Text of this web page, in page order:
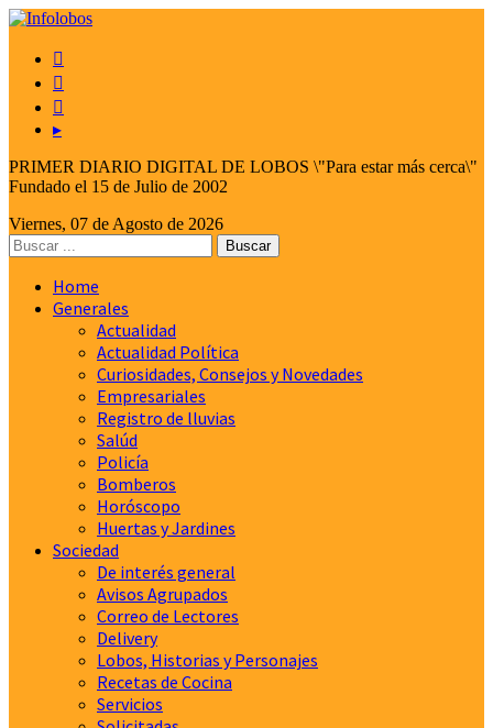



▸
PRIMER DIARIO DIGITAL DE LOBOS \"Para estar más cerca\"
Fundado el 15 de Julio de 2002
Viernes, 07 de Agosto de 2026
Home
Generales
Actualidad
Actualidad Política
Curiosidades, Consejos y Novedades
Empresariales
Registro de lluvias
Salúd
Policía
Bomberos
Horóscopo
Huertas y Jardines
Sociedad
De interés general
Avisos Agrupados
Correo de Lectores
Delivery
Lobos, Historias y Personajes
Recetas de Cocina
Servicios